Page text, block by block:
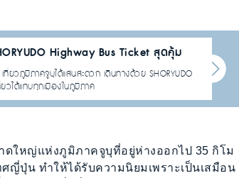
Highway Bus Ticket สุดคุ้ม
วภูมิภาคจูบุได้แสนสะดวก เดินทางด้วย SHORYUDO
วได้แทบทุกเมืองในภูมิภาค
ใหญ่แห่งภูมิภาคจูบุที่อยู่ห่างออกไป 35 กิโม
ญี่ปุ่น ทำให้ได้รับความนิยมเพราะเป็นเสมือน